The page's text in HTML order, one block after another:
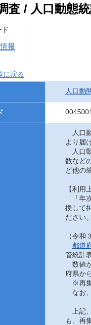
査 / 人口動態
報
に戻る
人口動
人口
より届
人口
数など
ど他の
【利用
「年
換して
ださい。
（令
都道
管統計
数値
府県か
※再集
なお
上記
も、再